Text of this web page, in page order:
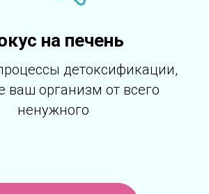
на печень
детоксификации,
ваш организм от всего
ненужного